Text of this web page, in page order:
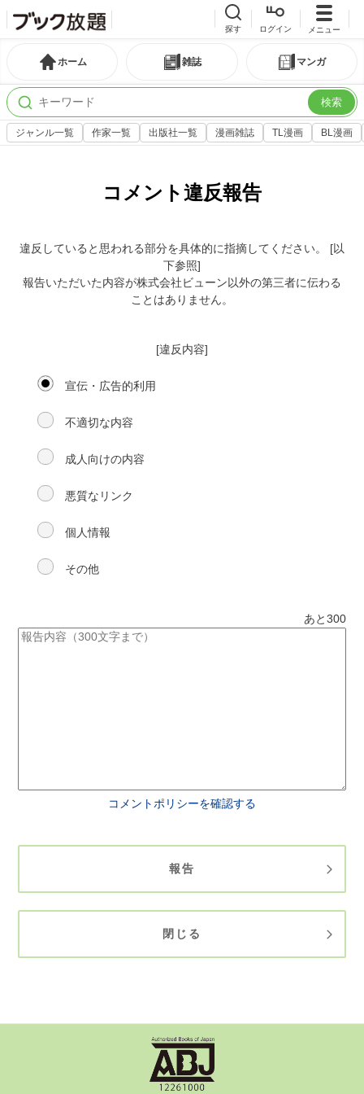
探す ログイン メニュー
ホーム 雑誌 マンガ
検索
ジャンル一覧 作家一覧 出版社一覧 漫画雑誌 TL漫画 BL漫画
コメント違反報告
違反していると思われる部分を具体的に指摘してください。 [以
下参照]
報告いただいた内容が株式会社ビューン以外の第三者に伝わる
ことはありません。
[違反内容]
宣伝・広告的利用
不適切な内容
成人向けの内容
悪質なリンク
個人情報
その他
あと300
コメントポリシーを確認する
報告
閉じる